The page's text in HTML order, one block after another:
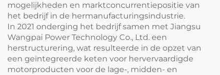
mogelijkheden en marktconcurrentiepositie van
het bedrijf in de hermanufacturingsindustrie.
In 2021 onderging het bedrijf samen met Jiangsu
Wangpai Power Technology Co., Ltd. een
herstructurering, wat resulteerde in de opzet van
een geïntegreerde keten voor hervervaardigde
motorproducten voor de lage-, midden- en